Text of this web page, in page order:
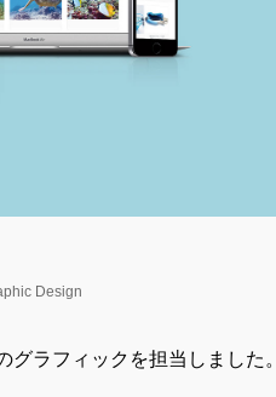
Design
グラフィックを担当しました。